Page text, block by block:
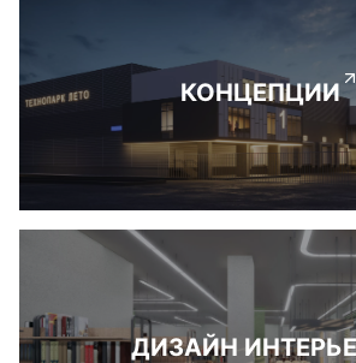
КОНЦЕПЦИИ
ДИЗАЙН